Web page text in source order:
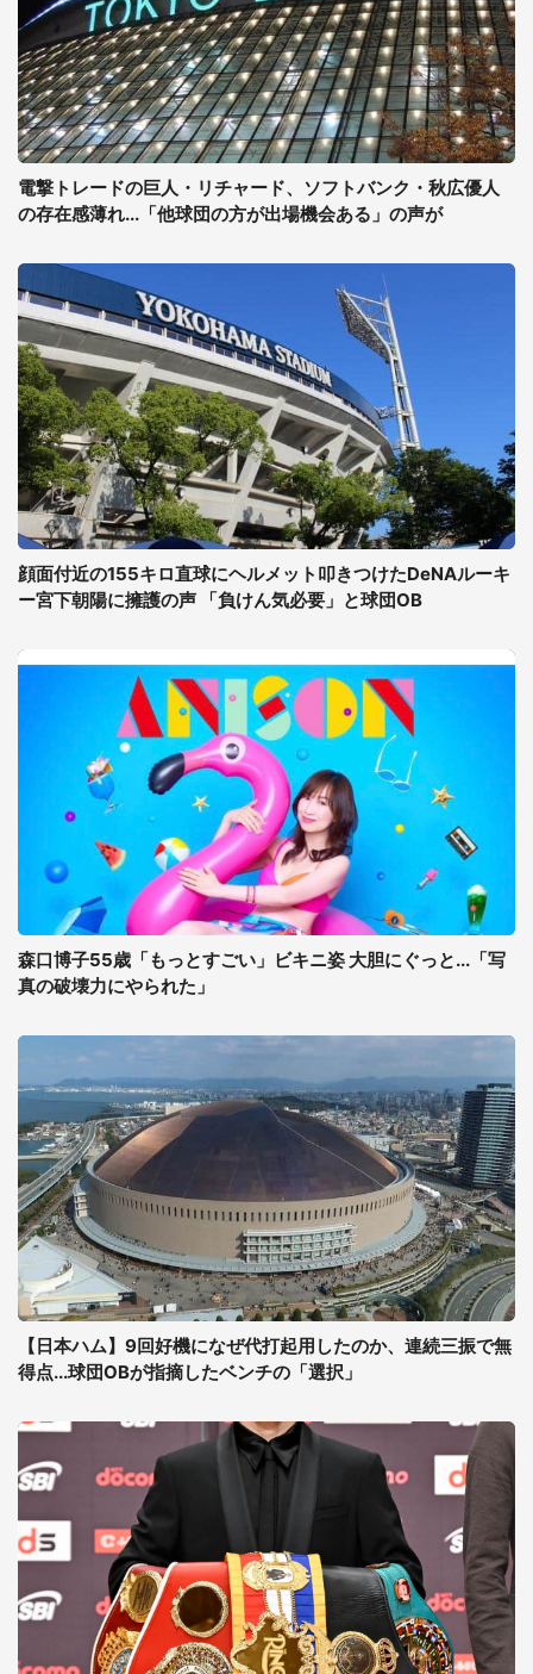
電撃トレードの巨人・リチャード、ソフトバンク・秋広優人
の存在感薄れ...「他球団の方が出場機会ある」の声が
顔面付近の155キロ直球にヘルメット叩きつけたDeNAルーキ
ー宮下朝陽に擁護の声 「負けん気必要」と球団OB
森口博子55歳「もっとすごい」ビキニ姿 大胆にぐっと...「写
真の破壊力にやられた」
【日本ハム】9回好機になぜ代打起用したのか、連続三振で無
得点...球団OBが指摘したベンチの「選択」